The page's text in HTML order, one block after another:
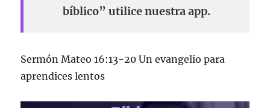
bíblico” utilice nuestra app.
Sermón Mateo 16:13-20 Un evangelio para
aprendices lentos